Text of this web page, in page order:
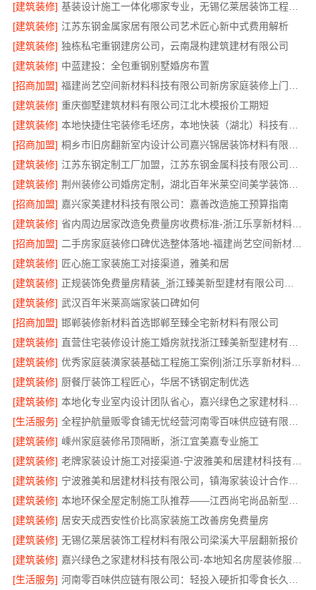
[建筑装修]
基装设计施工一体化哪家专业，无锡亿莱居装饰工程材料有限公司
[建筑装修] 江苏东钢金属家居有限公司艺术匠心新中式费用解析
[建筑装修] 独栋私宅重钢建房公司，云南晟构建筑建材有限公司
[建筑装修] 中蓝建投：全包重钢别墅婚房布置
[招商加盟]
[建筑装修] 重庆御墅建筑材料有限公司江北木模报价工期短
[建筑装修]
[招商加盟]
[建筑装修]
[建筑装修]
荆州装修公司婚房定制，湖北百年米莱空间美学装饰材料有限公司专属设计方案
[招商加盟] 嘉兴家美建材科技有限公司：嘉善改造施工预算指南
[建筑装修]
省内周边居家改造免费量房收费标准-浙江乐享新材料有限公司
[招商加盟]
二手房家庭装修口碑优选整体落地-福建尚艺空间新材料科技有限公司
[建筑装修] 匠心施工家装施工对接渠道，雅美和居
[建筑装修]
[建筑装修] 武汉百年米莱高端家装口碑如何
[招商加盟] 邯郸装修新材料首选邯郸至臻全宅新材料有限公司
[建筑装修]
[建筑装修]
优秀家庭装潢家装基础工程施工案例|浙江乐享新材料有限公司
[建筑装修] 厨餐厅装饰工程匠心，华居不锈钢定制优选
[建筑装修]
本地化专业室内设计团队省心，嘉兴绿色之家建材科技有限公司全程托管
[生活服务]
[建筑装修] 嵊州家庭装修吊顶隔断，浙江宜美嘉专业施工
[建筑装修]
[建筑装修]
宁波雅美和居建材科技有限公司，镇海家装设计合作联系
[建筑装修]
[建筑装修] 居安天成西安性价比高家装施工改善房免费量房
[建筑装修] 无锡亿莱居装饰工程材料有限公司梁溪大平层翻新报价
[建筑装修]
[生活服务]